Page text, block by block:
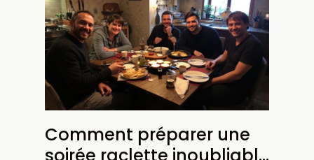
Comment préparer une
soirée raclette inoubliable